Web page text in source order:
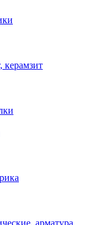
керамзит